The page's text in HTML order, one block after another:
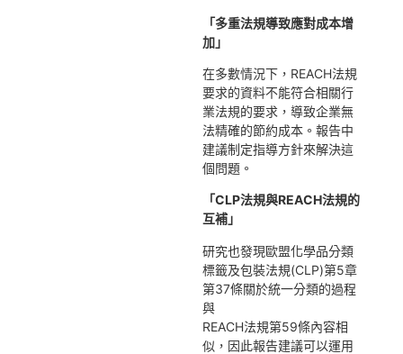
「多重法規導致應對成本增
加」
在多數情況下，REACH法規
要求的資料不能符合相關行
業法規的要求，導致企業無
法精確的節約成本。報告中
建議制定指導方針來解決這
個問題。
「CLP法規與REACH法規的
互補」
研究也發現歐盟化學品分類
標籤及包裝法規(CLP)第5章
第37條關於統一分類的過程
與
REACH法規第59條內容相
似，因此報告建議可以運用